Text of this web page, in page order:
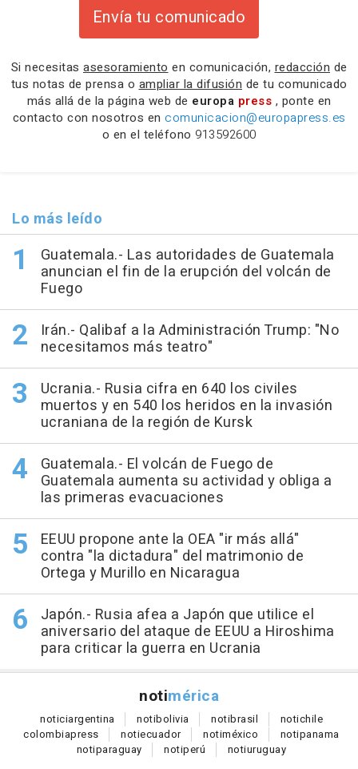
Envía tu comunicado
Si necesitas asesoramiento en comunicación, redacción de
tus notas de prensa o ampliar la difusión de tu comunicado
más allá de la página web de europa press , ponte en
contacto con nosotros en comunicacion@europapress.es
o en el teléfono 913592600
Lo más leído
Guatemala.- Las autoridades de Guatemala
anuncian el fin de la erupción del volcán de
Fuego
Irán.- Qalibaf a la Administración Trump: "No
necesitamos más teatro"
Ucrania.- Rusia cifra en 640 los civiles
muertos y en 540 los heridos en la invasión
ucraniana de la región de Kursk
Guatemala.- El volcán de Fuego de
Guatemala aumenta su actividad y obliga a
las primeras evacuaciones
EEUU propone ante la OEA "ir más allá"
contra "la dictadura" del matrimonio de
Ortega y Murillo en Nicaragua
Japón.- Rusia afea a Japón que utilice el
aniversario del ataque de EEUU a Hiroshima
para criticar la guerra en Ucrania
notimérica
noticiargentina notibolivia notibrasil notichile
colombiapress notiecuador notiméxico notipanama
notiparaguay notiperú notiuruguay